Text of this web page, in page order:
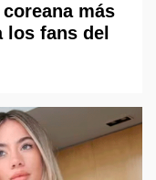
más
los fans del